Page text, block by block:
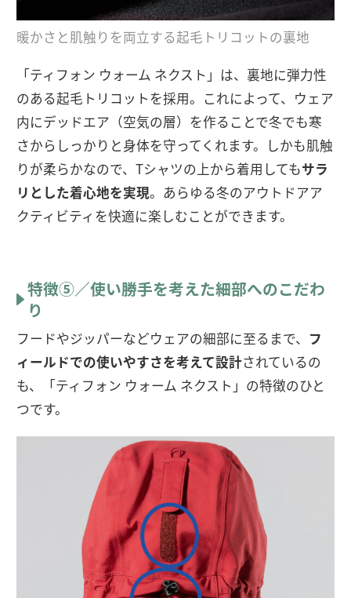
暖かさと肌触りを両立する起毛トリコットの裏地
「ティフォン ウォーム ネクスト」は、裏地に弾力性
のある起毛トリコットを採用。これによって、ウェア
内にデッドエア（空気の層）を作ることで冬でも寒
さからしっかりと身体を守ってくれます。しかも肌触
りが柔らかなので、Tシャツの上から着用してもサラ
リとした着心地を実現。あらゆる冬のアウトドアア
クティビティを快適に楽しむことができます。
特徴⑤／使い勝手を考えた細部へのこだわ
り
フードやジッパーなどウェアの細部に至るまで、 フ
ィールドでの使いやすさを考えて設計されているの
も、「ティフォン ウォーム ネクスト」の特徴のひと
つです。